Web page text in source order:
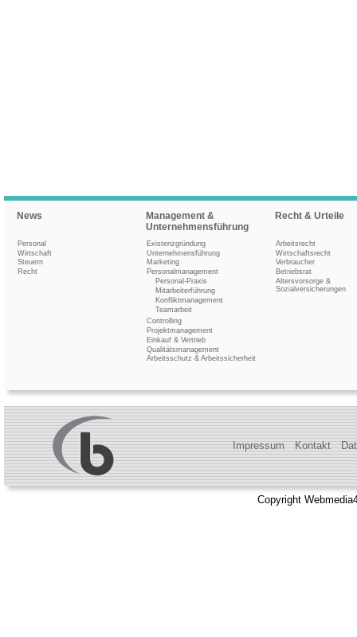
News
Personal
Wirtschaft
Steuern
Recht
Management &
Unternehmensführung
Existenzgründung
Unternehmensführung
Marketing
Personalmanagement
Personal-Praxis
Mitarbeiterführung
Konfliktmanagement
Teamarbeit
Controlling
Projektmanagement
Einkauf & Vertrieb
Qualitätsmanagement
Arbeitsschutz & Arbeitssicherheit
Recht & Urteile
Arbeitsrecht
Wirtschaftsrecht
Verbraucher
Betriebsrat
Altersvorsorge &
Sozialversicherungen
Impressum Kontakt
Copyright